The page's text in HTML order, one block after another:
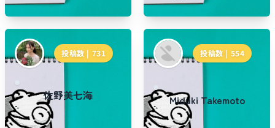
投稿数 | 731
佐野美七海
投稿数 | 554
Miduki Takemoto